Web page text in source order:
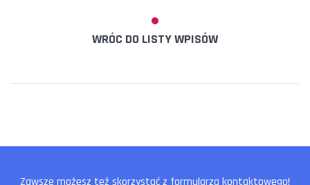
WRÓC DO LISTY WPISÓW
Zawsze możesz też skorzystać z formularza kontaktowego!